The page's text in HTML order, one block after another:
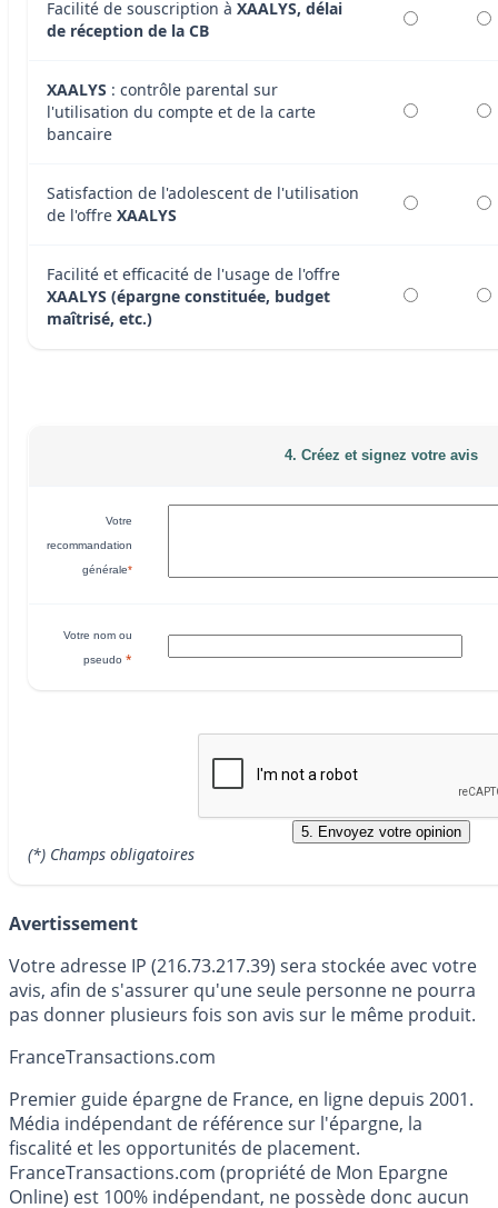
Facilité de souscription à XAALYS, délai
de réception de la CB
XAALYS : contrôle parental sur
l'utilisation du compte et de la carte
bancaire
Satisfaction de l'adolescent de l'utilisation
de l'offre XAALYS
Facilité et efficacité de l'usage de l'offre
XAALYS (épargne constituée, budget
maîtrisé, etc.)
4. Créez et signez votre avis
Votre
recommandation
générale*
Votre nom ou
pseudo *
(*) Champs obligatoires
Avertissement
Votre adresse IP (216.73.217.39) sera stockée avec votre
avis, afin de s'assurer qu'une seule personne ne pourra
pas donner plusieurs fois son avis sur le même produit.
FranceTransactions.com
Premier guide épargne de France, en ligne depuis 2001.
Média indépendant de référence sur l'épargne, la
fiscalité et les opportunités de placement.
FranceTransactions.com (propriété de Mon Epargne
Online) est 100% indépendant, ne possède donc aucun